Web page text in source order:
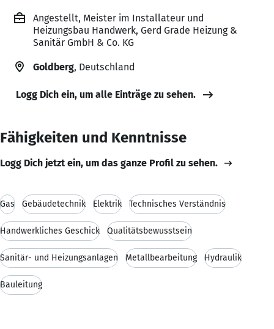
Angestellt, Meister im Installateur und
Heizungsbau Handwerk, Gerd Grade Heizung &
Sanitär GmbH & Co. KG
Goldberg, Deutschland
Logg Dich ein, um alle Einträge zu sehen.
Fähigkeiten und Kenntnisse
Logg Dich jetzt ein, um das ganze Profil zu sehen.
Gas Gebäudetechnik Elektrik Technisches Verständnis
Handwerkliches Geschick Qualitätsbewusstsein
Sanitär- und Heizungsanlagen Metallbearbeitung Hydraulik
Bauleitung